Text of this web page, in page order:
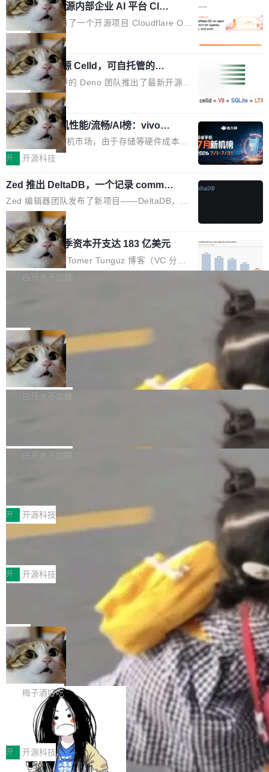
（sum type）。但他说清楚了一件事：这不是类
型系统的学术体操，是日常编码的思维方式。 文
章从一个简单的例子切入。一个网站的深色主题
设置，如果用布尔值 + 可空字段来表示——bool
ean 表示是否可切换，nullable 的默认模式、浅
色方案、深色方案——会产生大量无意义的组
合。方案缺了、配置冲突了、全 null 了。要知道
哪些组合有效，作者说，你得靠"文档、校验、或
者部落知识"。 换个写法。Rust 的 enum，两个
变体：Switchable...
Cloudflare 开源内部企业 AI 平台 Clou
dflare OS
Cloudflare 发布了一个开源项目 Cloudflare O
S。如果你只看官方博客，你会觉得这是又一
个"AI 知识库 + 聊天机器人"——每个大厂都在
做，没什么新鲜的。 但 Kenton Varda 在 Twitte
r 上把事情说清楚了： 今天我们发布了 Cloudfla
re OS，一个带连接器的聊天机器人，跟其他所
有科技公司做的一样。只不过，实际上它不一
样。这是 Sandstorm.io 的重制版，我十年前的
那个创业公司。不同的是，这次它构建在 Cloudf
lare Workers 上——我花了九年时间搭建的平台
——并且深度集成了 AI。这基本上是我十年秘密
计划的顶峰。 十年前，Ken...
局
Deno 团队开源 Celld，可自托管的分
布式 Durable Objects
Ryan Dahl 领导的 Deno 团队推出了最新开源项
目 Celld，一个能在自己机器上运行 Cloudflare
Workers 和 Durable Objects 的守护进程。 设
计思路很直接：每个对象是一个独立的 SQLite
数据库，按名称寻址，复制到你自己的 S3 兼容
存储库里。节点之间只通过这个存储库协调——
个小型数据库，应用天然按分片构建，单个数据
库的竞争和爆炸半径问题在设计层面就被消除
了。 闲置的 cell 会休眠到几乎不占资源。当 cel
l 迁移或唤醒时，新宿主从 S3 恢复 SQLite 数据
库继续执行。存储库是持久化的唯一真相...
局
鲁大师7月新机性能/流畅/AI榜：vivo夺
性能、流畅双第一，三星Galaxy Z系列
新折叠缺席
2026年7月的手机市场，由于存储等硬件成本暴
增，手机厂商的日子也不好过啊，新机速度明显
高价的三星折叠（三星Galaxy Z Fold8 Ultra / Z
Fold8 / Z Flip8）外，其余要么是中低端机器，
例如iQOO Z11i、REDMI Note 17、REDMI No
te 17 Pro、OPPO K15，要么是vivo X300 E这
样的次旗舰。 Galaxy Z Fold8 Ultra / Z Fold8 /
Z Flip8三款折叠屏新机均在7月22日发布，且全
部搭载骁龙8 Elite Gen5 for Galaxy，它们本该
开 开源科技
Zed 推出 DeltaDB，一个记录 commit
之间所有操作的版本控制系统
Zed 编辑器团队发布了新项目——DeltaDB，一
个在 git commit 之间记录每一次编辑操作的版
本控制系统。目前处于 Early Access 阶段。 De
ltaDB 的核心思路直接写在 landing page 最显
眼的位置：「Software is made between com
mits」——软件是在 commit 之间写出来的。git
是把这段空隙补上。 回退到任何一次编辑：Delt
aDB 捕获 commit 之间的每一次操作，...
局
SpaceXAI 单季资本开支达 183 亿美元
根据风险投资人Tomer Tunguz 博客（VC 分
析）披露的最新分析与第二季度业绩报告，Spac
微软同期总资本开支的四成。 与亚马逊、Alpha
bet、微软以及 Meta 等传统科技巨头相比，Spa
ceXAI的资金消耗速度尤为引人瞩目。然而，支
撑庞大支出的资金来源却呈现出截然不同的面
貌。数据显示，微软和 Meta 主要依托充沛的经
白开水不加糖
一个在终端里运行的编程 agent；Muse Spark
1.2，驱动这个 agent 的新模型。一句话概括：
你可以用 curl -fsSL https://dev.meta.ai/install.
sh | bash 安装一个能在大项目里自动规划、写
代码、验证结果的 AI 终端工具。 据介绍，Muse
个主 agent 循环，外加一组后台 agent。这些后
局
美团开源 LoHoSearch，用知识图谱校
准 AI 能力认知
机器出题的前提，是让机器拥有全局视野。整个
构建流程可以分为四个环节：建图 → 控制难度
白开水不加糖
库，并将作为transport接入Mooncake TENT。
MPComm将作为一种传输引擎接入Mooncake T
ENT，实现零拷贝传输性能提升30%、非零拷贝
传输性能最高提升5倍。UCL-MPComm底层基
于自研UCL-Engine通信引擎，后续腾讯网平将
持续开源更多基于UCL-Engine的高性能通信组
件。 腾讯网平团队在UCL-MPComm中实现了一
个独立于业务线程的全局通信引擎（Engine），
白开水不加糖
型案例入选名单》，深信服“面向企业研发场景的
开源 AI 编程平台 CoStrict 应用”凭借卓越的技术
创新与落地成效成功入选。 全链路私有化部署，
助力企业AI研发安全落地 当前，越来越多企业已
经开始引入 AI Coding 工具，通过调用公有云模
型或企业内部部署模型提升研发效率。但随着 AI
Coding 从个人辅助工具逐步走向团队级、组织
级应用，企业在规模化落地过程中，对安全性、
可控性和代码质量提出了更高要求。 首先是数据
安全与合规要求。对于大多数普通研发场景，公
有云模型能够满足快速试用和效率提升的需求。
但对于金融、能源、医疗等对数据安全要求较...
开 开源科技
深信服AI算力网关入选工信部人工智能
前不久，工业和信息化部正式发布《2025年人工
智能应用典型案例名单》，集中展示人工智能在
各领域的应用成果，覆盖技术底座、行业赋能、
产品应用、支撑保障、专题等五大方向。深信服
AI算力网关（AI创新平台）成功入选！ 随着各行
各业的Agent走向规模化建设，算力构成形态逐
渐丰富，用户关注的重点也在发生变化：不只是
让AI用起来，还要进一步看清混合算力时代下，
Token花在哪里、算力是否被充分利用，以及持
续增长的AI成本该如何优化。 深信服AI算力网关
正是围绕这些实际问题，从Token治理和成本治
理两个方面，让用户的每一份算力都看得清、管
得住、用得稳、省得下、更安全！ 一、从现在开
始，Token使用一目...
开 开源科技
Jeff Dean 离开 Google：一个时代的结
束，一个实验室的开始
Google 员工编号 20。MapReduce 作者之一。
Bigtable 作者之一。TensorFlow 的作者之一。
Gemini 的架构师。Google 首席科学家。 Jeff D
ean 在 Google 工作了 27 年后，宣布离职。 他
不是一个人走。一同离开的还有 Sanjay Ghema
wat（Google 员工编号 23，Jeff Dean 二十多
年的编程搭档，MapReduce 和 Bigtable 的共同
作者）、Quoc Le（Google 大脑核心成员，Se
q2Seq 和 DocAI 的共同发明人）以及 Oriol Vin
yals（Gemini 联合负责人，AlphaSta...
局
🔥 SolonCode v2026.8.4 发布：界面
字体可调、22 种语言、记忆搜索增强
打开终端就能上岗的全中文编码智能体，这一轮
把「看得清、用母语、记得住」三件事一次补
齐。 SolonCode 是什么 SolonCode 是杭州无
耳科技研发的企业级终端编码智能体——一位全
中文驱动的数字员工，自主理解需求、规划步
骤、编写代码。不挑模型、不挑平台，curl 一行
装完即用。 开源地址：Gitee · GitCode · GitHu
梅子酒好吃
让“代码语义理解”深度释放AI Coding
价值潜能：华为云码道（CodeArts）
代码仓技术解析
一、代码仓深度理解技术的作用与价值 在软件工
程实践中，代码仓是企业核心知识资产的主要载
体。企业级代码仓库通常包含数十万乃至数百万
开 开源科技